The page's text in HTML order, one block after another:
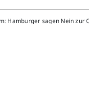
Hamburger sagen Nein zur